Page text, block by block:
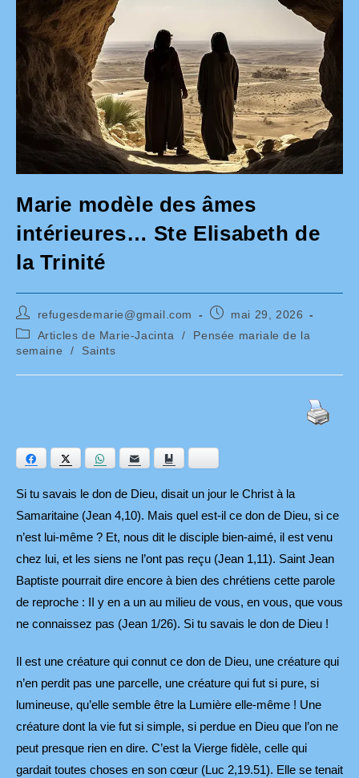
Marie modèle des âmes
intérieures… Ste Elisabeth de
la Trinité
Auteur/autrice
de
la
publication :
refugesdemarie@gmail.com
Publication
mai 29, 2026
Post
category:
Articles de Marie-Jacinta /
Pensée mariale de la
semaine
/ Saints
Facebook Twitter WhatsAppE-mail
Si tu savais le don de Dieu, disait un jour le Christ à la
Samaritaine (Jean 4,10). Mais quel est-il ce don de Dieu, si ce
n’est lui-même ? Et, nous dit le disciple bien-aimé, il est venu
chez lui, et les siens ne l’ont pas reçu (Jean 1,11). Saint Jean
Baptiste pourrait dire encore à bien des chrétiens cette parole
de reproche : II y en a un au milieu de vous, en vous, que vous
ne connaissez pas (Jean 1/26). Si tu savais le don de Dieu !
Il est une créature qui connut ce don de Dieu, une créature qui
n’en perdit pas une parcelle, une créature qui fut si pure, si
lumineuse, qu’elle semble être la Lumière elle-même ! Une
créature dont la vie fut si simple, si perdue en Dieu que l’on ne
peut presque rien en dire. C’est la Vierge fidèle, celle qui
gardait toutes choses en son cœur (Luc 2,19.51). Elle se tenait